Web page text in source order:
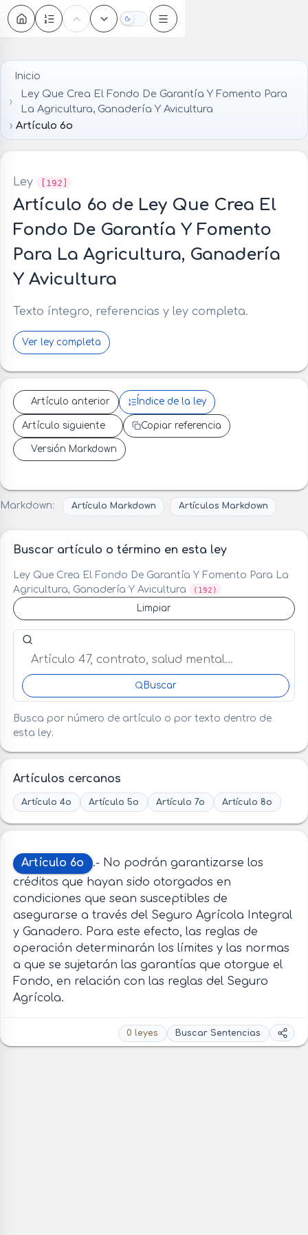
Oscuro
Inicio
Ley Que Crea El Fondo De Garantía Y Fomento Para
La Agricultura, Ganadería Y Avicultura
Artículo 6o
Ley [192]
Artículo 6o de Ley Que Crea El
Fondo De Garantía Y Fomento
Para La Agricultura, Ganadería
Y Avicultura
Texto íntegro, referencias y ley completa.
Ver ley completa
Artículo anterior Índice de la ley
Artículo siguiente Copiar referencia
Versión Markdown
Markdown: Artículo Markdown Artículos Markdown
Buscar artículo o término en esta ley
Ley Que Crea El Fondo De Garantía Y Fomento Para La
Agricultura, Ganadería Y Avicultura
(192)
Limpiar
Buscar artículo o término en esta ley
Buscar
Busca por número de artículo o por texto dentro de
esta ley.
Artículos cercanos
Artículo 4o Artículo 5o Artículo 7o Artículo 8o
Artículo 6o
.- No podrán garantizarse los
créditos que hayan sido otorgados en
condiciones que sean susceptibles de
asegurarse a través del Seguro Agrícola Integral
y Ganadero. Para este efecto, las reglas de
operación determinarán los límites y las normas
a que se sujetarán las garantías que otorgue el
Fondo, en relación con las reglas del Seguro
Agrícola.
0 leyes Buscar Sentencias